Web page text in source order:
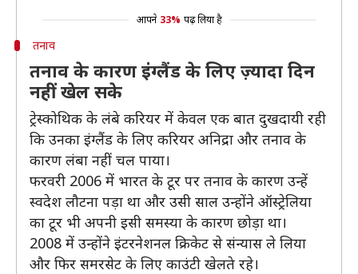
आपने 33% पढ़ लिया है
तनाव
तनाव के कारण इंग्लैंड के लिए ज़्यादा दिन
नहीं खेल सके
ट्रेस्कोथिक के लंबे करियर में केवल एक बात दुखदायी रही
कि उनका इंग्लैंड के लिए करियर अनिद्रा और तनाव के
कारण लंबा नहीं चल पाया।
फरवरी 2006 में भारत के टूर पर तनाव के कारण उन्हें
स्वदेश लौटना पड़ा था और उसी साल उन्होंने ऑस्ट्रेलिया
का टूर भी अपनी इसी समस्या के कारण छोड़ा था।
2008 में उन्होंने इंटरनेशनल क्रिकेट से संन्यास ले लिया
और फिर समरसेट के लिए काउंटी खेलते रहे।